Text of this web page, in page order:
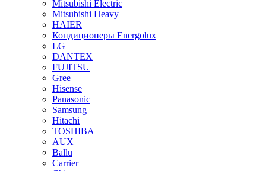
Mitsubishi Electric
Mitsubishi Heavy
HAIER
Кондиционеры Energolux
LG
DANTEX
FUJITSU
Gree
Hisense
Panasonic
Samsung
Hitachi
TOSHIBA
AUX
Ballu
Carrier